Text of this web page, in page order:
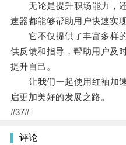
无论是提升职场能力，还
速器都能够帮助用户快速实
它不仅提供了丰富多样的
供反馈和指导，帮助用户及
提升自己。
让我们一起使用红袖加速
启更加美好的发展之路。
#37#
评论